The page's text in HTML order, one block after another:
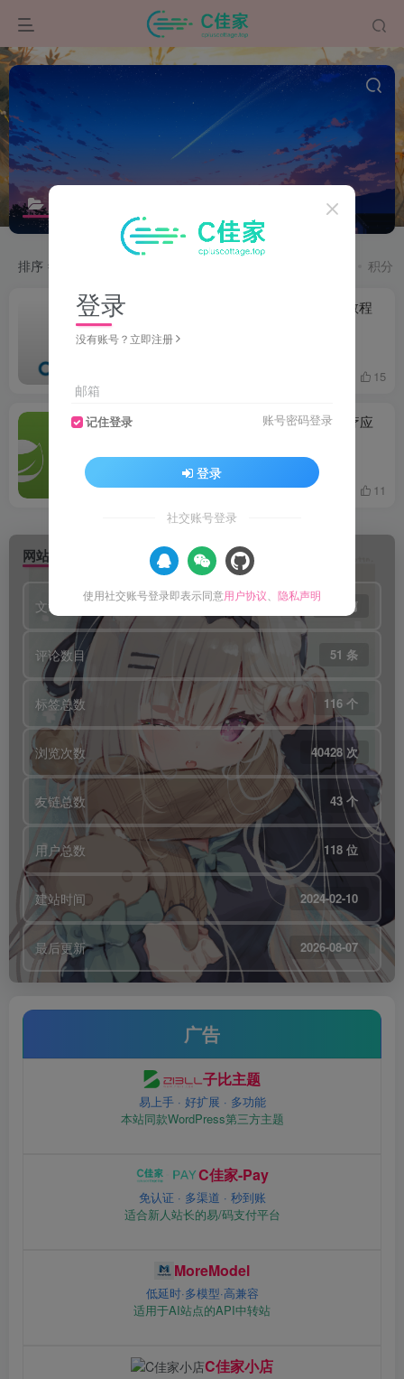
排序 积分
宝塔面板：迁移docker中的项目教程
15
25年生产实习项目：慧医数字医疗应
# 生产实习
11个月前 11
网站信息统计
文章总数 281 篇
评论数目 51 条
标签总数 116 个
浏览次数 40428 次
友链总数 43 个
用户总数 118 位
建站时间 2024-02-10
最后更新 2026-08-07
广告
子比主题
易上手 · 好扩展 · 多功能
本站同款WordPress第三方主题
C佳家-Pay
免认证 · 多渠道 · 秒到账
适合新人站长的易/码支付平台
MoreModel
低延时·多模型·高兼容
适用于AI站点的API中转站
C佳家小店
登录
没有账号？立即注册
邮箱
记住登录 账号密码登录
登录
社交账号登录
使用社交账号登录即表示同意用户协议 隐私声明